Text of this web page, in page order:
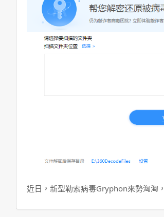
近日，新型勒索病毒Gryphon來勢洶洶